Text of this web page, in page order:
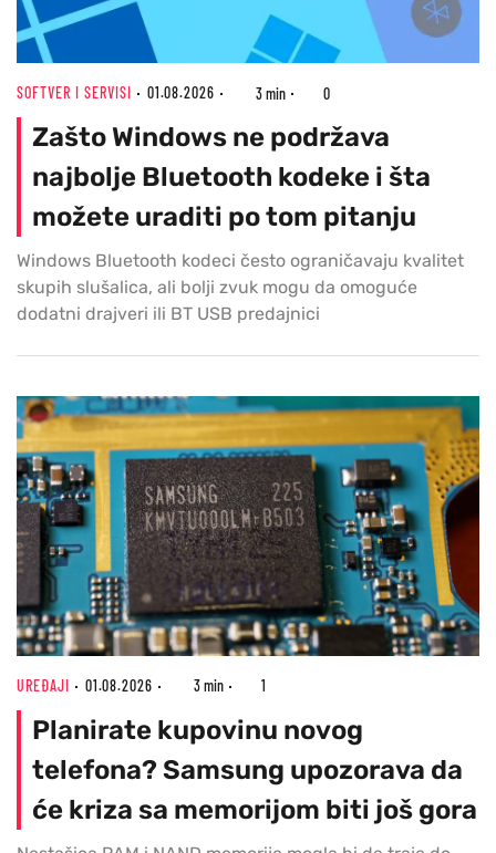
SOFTVER I SERVISI 01.08.2026 3 min 0
Zašto Windows ne podržava
najbolje Bluetooth kodeke i šta
možete uraditi po tom pitanju
Windows Bluetooth kodeci često ograničavaju kvalitet
skupih slušalica, ali bolji zvuk mogu da omoguće
dodatni drajveri ili BT USB predajnici
UREĐAJI 01.08.2026 3 min 1
Planirate kupovinu novog
telefona? Samsung upozorava da
će kriza sa memorijom biti još gora